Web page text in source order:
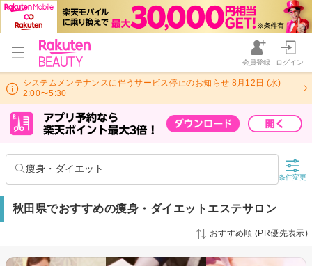
会員登録 ログイン
システムメンテナンスに伴うサービス停止のお知らせ 8月12日 (水)
2:00〜5:30
痩身・ダイエット
条件変更
秋田県でおすすめの痩身・ダイエットエステサロン
おすすめ順 (PR優先表示)